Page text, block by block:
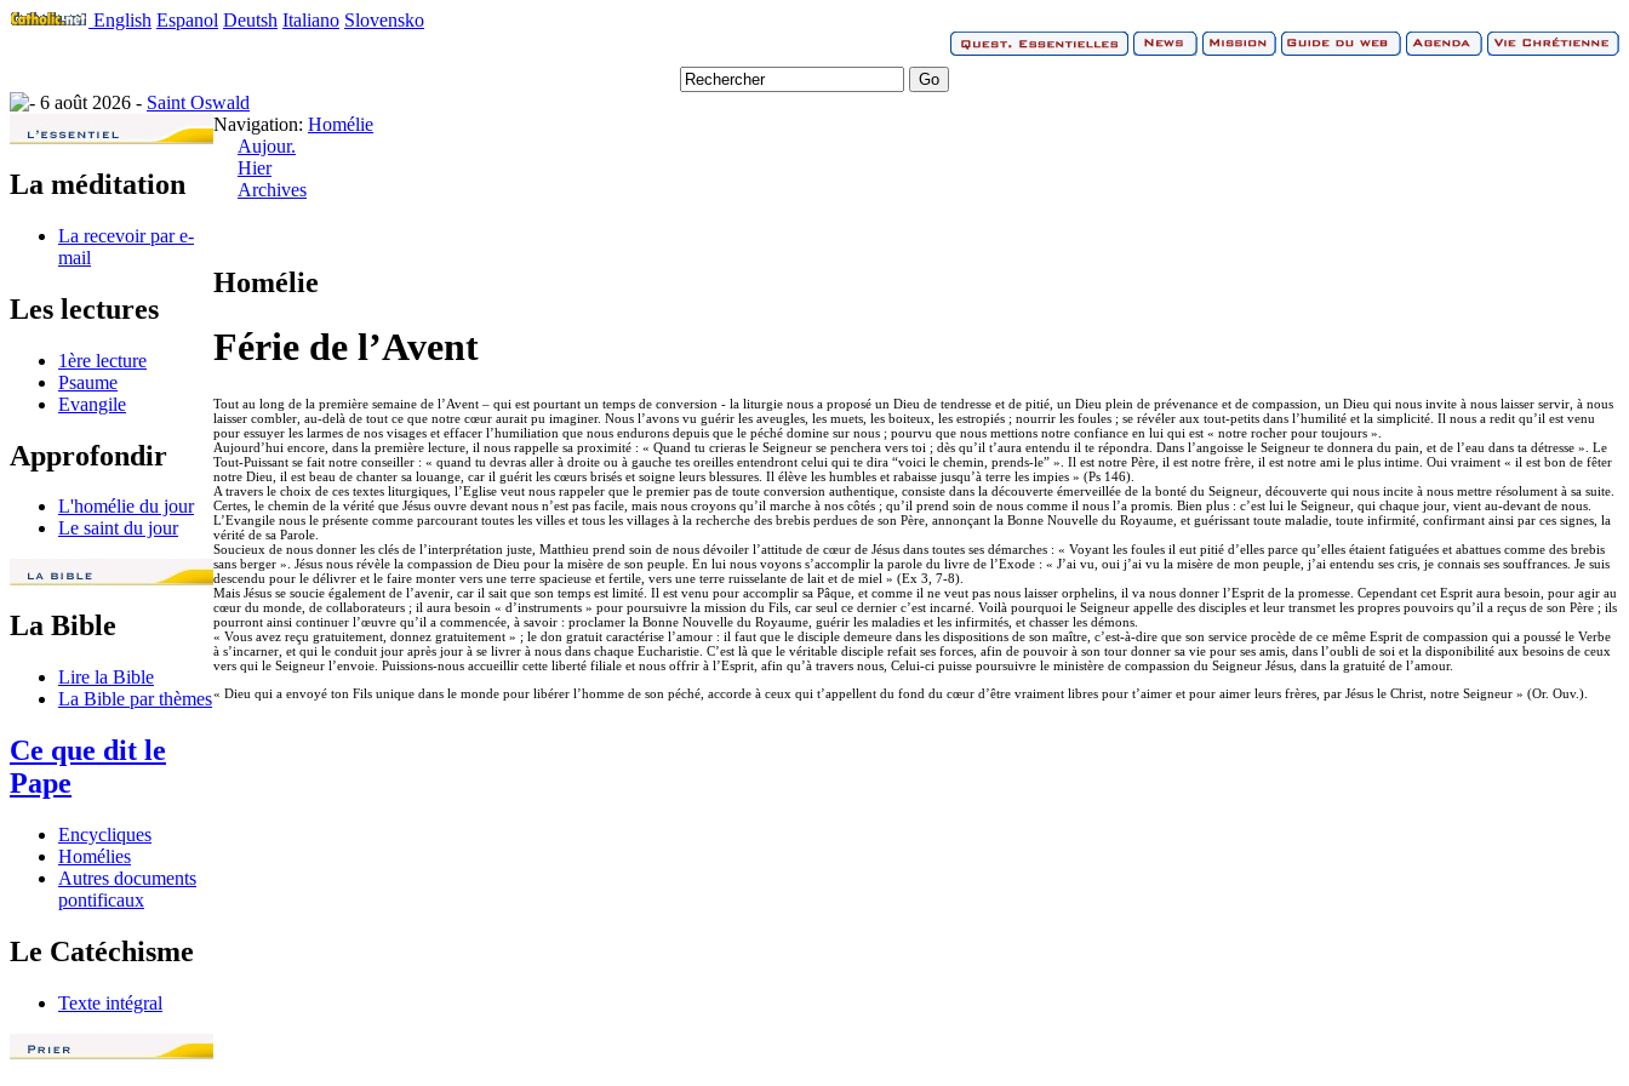
English Espanol Deutsh Italiano Slovensko
6 août 2026 - Saint Oswald
La méditation
La recevoir par e-
mail
Les lectures
1ère lecture
Psaume
Evangile
Approfondir
L'homélie du jour
Le saint du jour
La Bible
Lire la Bible
La Bible par thèmes
Ce que dit le
Pape
Encycliques
Homélies
Autres documents
pontificaux
Le Catéchisme
Texte intégral
Navigation: Homélie
Aujour.
Hier
Archives
Homélie
Férie de l’Avent
Tout au long de la première semaine de l’Avent – qui est pourtant un temps de conversion - la liturgie nous a proposé un Dieu de tendresse et de pitié, un Dieu plein de prévenance et de compassion, un Dieu qui nous invite à nous laisser servir, à nous
laisser combler, au-delà de tout ce que notre cœur aurait pu imaginer. Nous l’avons vu guérir les aveugles, les muets, les boiteux, les estropiés ; nourrir les foules ; se révéler aux tout-petits dans l’humilité et la simplicité. Il nous a redit qu’il est venu
pour essuyer les larmes de nos visages et effacer l’humiliation que nous endurons depuis que le péché domine sur nous ; pourvu que nous mettions notre confiance en lui qui est « notre rocher pour toujours ».
Aujourd’hui encore, dans la première lecture, il nous rappelle sa proximité : « Quand tu crieras le Seigneur se penchera vers toi ; dès qu’il t’aura entendu il te répondra. Dans l’angoisse le Seigneur te donnera du pain, et de l’eau dans ta détresse ». Le
Tout-Puissant se fait notre conseiller : « quand tu devras aller à droite ou à gauche tes oreilles entendront celui qui te dira “voici le chemin, prends-le” ». Il est notre Père, il est notre frère, il est notre ami le plus intime. Oui vraiment « il est bon de fêter
notre Dieu, il est beau de chanter sa louange, car il guérit les cœurs brisés et soigne leurs blessures. Il élève les humbles et rabaisse jusqu’à terre les impies » (Ps 146).
A travers le choix de ces textes liturgiques, l’Eglise veut nous rappeler que le premier pas de toute conversion authentique, consiste dans la découverte émerveillée de la bonté du Seigneur, découverte qui nous incite à nous mettre résolument à sa suite.
Certes, le chemin de la vérité que Jésus ouvre devant nous n’est pas facile, mais nous croyons qu’il marche à nos côtés ; qu’il prend soin de nous comme il nous l’a promis. Bien plus : c’est lui le Seigneur, qui chaque jour, vient au-devant de nous.
L’Evangile nous le présente comme parcourant toutes les villes et tous les villages à la recherche des brebis perdues de son Père, annonçant la Bonne Nouvelle du Royaume, et guérissant toute maladie, toute infirmité, confirmant ainsi par ces signes, la
vérité de sa Parole.
Soucieux de nous donner les clés de l’interprétation juste, Matthieu prend soin de nous dévoiler l’attitude de cœur de Jésus dans toutes ses démarches : « Voyant les foules il eut pitié d’elles parce qu’elles étaient fatiguées et abattues comme des brebis
sans berger ». Jésus nous révèle la compassion de Dieu pour la misère de son peuple. En lui nous voyons s’accomplir la parole du livre de l’Exode : « J’ai vu, oui j’ai vu la misère de mon peuple, j’ai entendu ses cris, je connais ses souffrances. Je suis
descendu pour le délivrer et le faire monter vers une terre spacieuse et fertile, vers une terre ruisselante de lait et de miel » (Ex 3, 7-8).
Mais Jésus se soucie également de l’avenir, car il sait que son temps est limité. Il est venu pour accomplir sa Pâque, et comme il ne veut pas nous laisser orphelins, il va nous donner l’Esprit de la promesse. Cependant cet Esprit aura besoin, pour agir au
cœur du monde, de collaborateurs ; il aura besoin « d’instruments » pour poursuivre la mission du Fils, car seul ce dernier c’est incarné. Voilà pourquoi le Seigneur appelle des disciples et leur transmet les propres pouvoirs qu’il a reçus de son Père ; ils
pourront ainsi continuer l’œuvre qu’il a commencée, à savoir : proclamer la Bonne Nouvelle du Royaume, guérir les maladies et les infirmités, et chasser les démons.
« Vous avez reçu gratuitement, donnez gratuitement » ; le don gratuit caractérise l’amour : il faut que le disciple demeure dans les dispositions de son maître, c’est-à-dire que son service procède de ce même Esprit de compassion qui a poussé le Verbe
à s’incarner, et qui le conduit jour après jour à se livrer à nous dans chaque Eucharistie. C’est là que le véritable disciple refait ses forces, afin de pouvoir à son tour donner sa vie pour ses amis, dans l’oubli de soi et la disponibilité aux besoins de ceux
vers qui le Seigneur l’envoie. Puissions-nous accueillir cette liberté filiale et nous offrir à l’Esprit, afin qu’à travers nous, Celui-ci puisse poursuivre le ministère de compassion du Seigneur Jésus, dans la gratuité de l’amour.
« Dieu qui a envoyé ton Fils unique dans le monde pour libérer l’homme de son péché, accorde à ceux qui t’appellent du fond du cœur d’être vraiment libres pour t’aimer et pour aimer leurs frères, par Jésus le Christ, notre Seigneur » (Or. Ouv.).